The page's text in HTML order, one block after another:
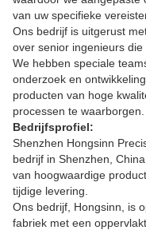
van uw specifieke
Ons bedrijf is uitgerust
over senior ingenieurs
We hebben speciale
onderzoek en
producten van hoge
processen te waarborgen.
Bedrijfsprofiel:
Shenzhen Hongsinn
bedrijf in Shenzhen,
van hoogwaardige
tijdige levering.
Ons bedrijf, Hongsinn, is
fabriek met een